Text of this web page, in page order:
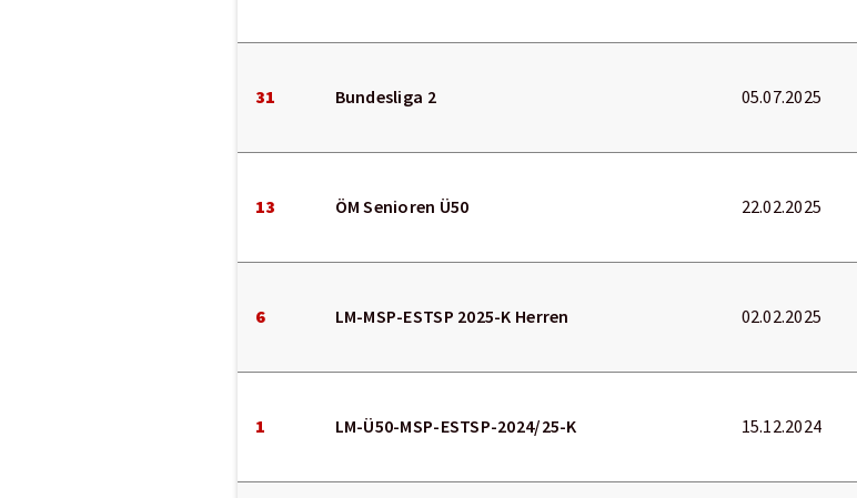
31 Bundesliga 2 05.07.2025
13 ÖM Senioren Ü50 22.02.2025
6 LM-MSP-ESTSP 2025-K Herren 02.02.2025
1 LM-Ü50-MSP-ESTSP-2024/25-K 15.12.2024